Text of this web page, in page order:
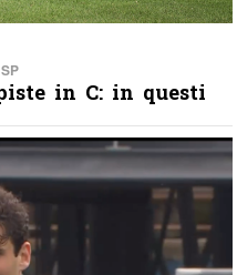
in C: in questi